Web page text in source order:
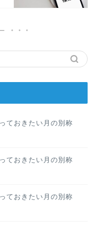
ておきたい月の別称
ておきたい月の別称
ておきたい月の別称